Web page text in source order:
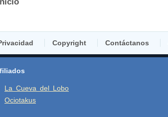
Copyright Contáctanos
La Cueva del Lobo
Ociotakus